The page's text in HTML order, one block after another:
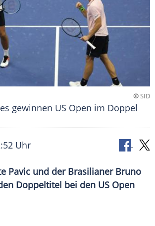
©SID
gewinnen US Open im Doppel
Uhr
Pavic und der Brasilianer Bruno
Doppeltitel bei den US Open